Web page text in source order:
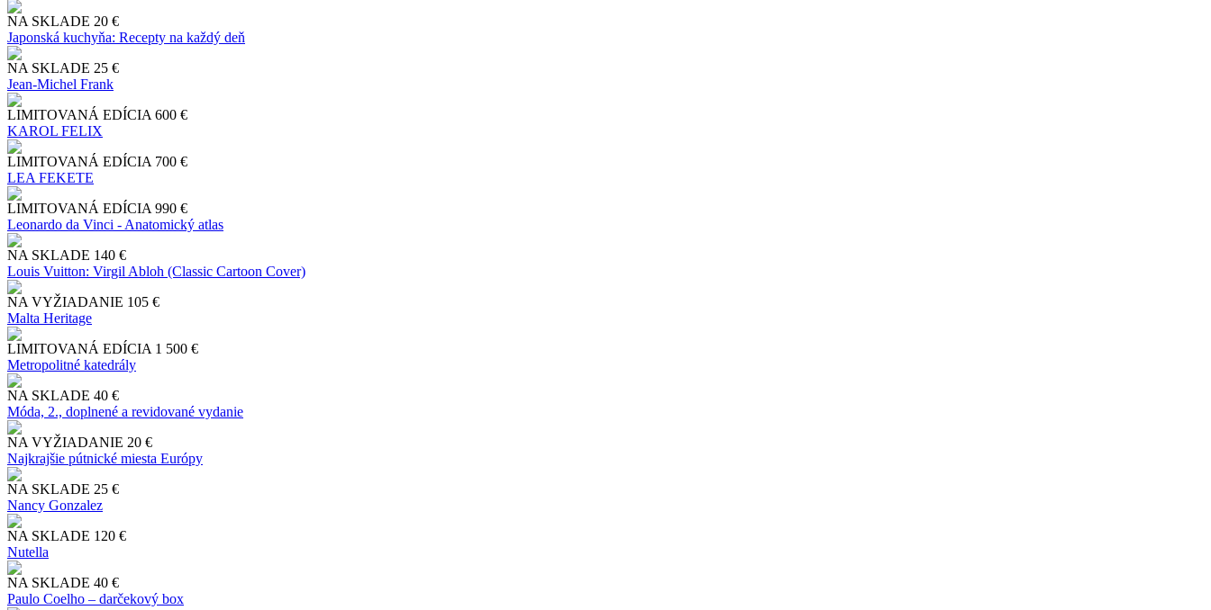
NA SKLADE 20 €
Japonská kuchyňa: Recepty na každý deň
NA SKLADE 25 €
Jean-Michel Frank
LIMITOVANÁ EDÍCIA 600 €
KAROL FELIX
LIMITOVANÁ EDÍCIA 700 €
LEA FEKETE
LIMITOVANÁ EDÍCIA 990 €
Leonardo da Vinci - Anatomický atlas
NA SKLADE 140 €
Louis Vuitton: Virgil Abloh (Classic Cartoon Cover)
NA VYŽIADANIE 105 €
Malta Heritage
LIMITOVANÁ EDÍCIA 1 500 €
Metropolitné katedrály
NA SKLADE 40 €
Móda, 2., doplnené a revidované vydanie
NA VYŽIADANIE 20 €
Najkrajšie pútnické miesta Európy
NA SKLADE 25 €
Nancy Gonzalez
NA SKLADE 120 €
Nutella
NA SKLADE 40 €
Paulo Coelho – darčekový box